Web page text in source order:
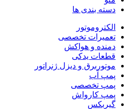
دسته بندی ها
الکتروموتور
تعمیرات تخصصی
دمنده و هواکش
قطعات یدکی
موتوربرق و دیزل ژنراتور
پمپ آب
پمپ تخصصی
پمپ کارواش
گیربکس